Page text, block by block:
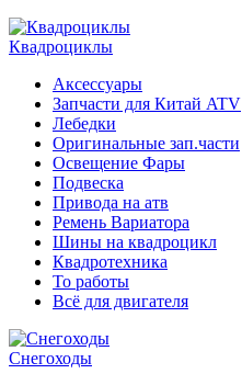
Квадроциклы
Аксессуары
Запчасти для Китай ATV
Лебедки
Оригинальные зап.части
Освещение Фары
Подвеска
Привода на атв
Ремень Вариатора
Шины на квадроцикл
Квадротехника
То работы
Всё для двигателя
Снегоходы